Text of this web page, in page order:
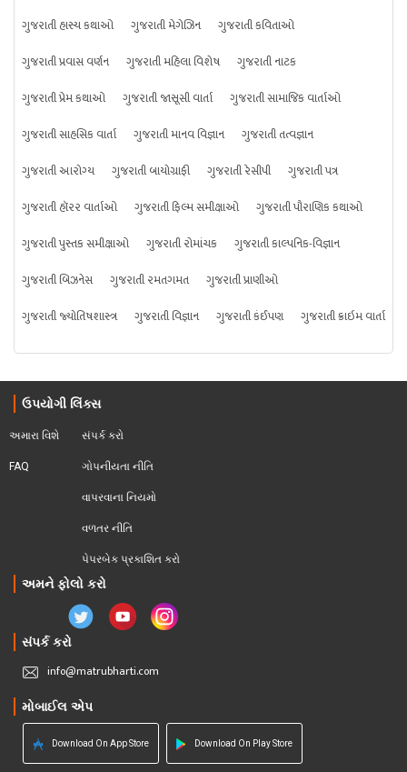
ગુજરાતી હાસ્ય કથાઓ
ગુજરાતી મેગેઝિન
ગુજરાતી કવિતાઓ
ગુજરાતી પ્રવાસ વર્ણન
ગુજરાતી મહિલા વિશેષ
ગુજરાતી નાટક
ગુજરાતી પ્રેમ કથાઓ
ગુજરાતી જાસૂસી વાર્તા
ગુજરાતી સામાજિક વાર્તાઓ
ગુજરાતી સાહસિક વાર્તા
ગુજરાતી માનવ વિજ્ઞાન
ગુજરાતી તત્વજ્ઞાન
ગુજરાતી આરોગ્ય
ગુજરાતી બાયોગ્રાફી ગુજરાતી રેસીપી
ગુજરાતી પત્ર
ગુજરાતી હૉરર વાર્તાઓ
ગુજરાતી ફિલ્મ સમીક્ષાઓ
ગુજરાતી પૌરાણિક કથાઓ
ગુજરાતી પુસ્તક સમીક્ષાઓ
ગુજરાતી રોમાંચક
ગુજરાતી કાલ્પનિક-વિજ્ઞાન
ગુજરાતી બિઝનેસ
ગુજરાતી રમતગમત
ગુજરાતી પ્રાણીઓ
ગુજરાતી જ્યોતિષશાસ્ત્ર
ગુજરાતી વિજ્ઞાન ગુજરાતી કંઈપણ ગુજરાતી ક્રાઇમ વાર્તા
ઉપયોગી લિંક્સ
અમારા વિશે
FAQ
સંપર્ક કરો
ગોપનીયતા નીતિ
વાપરવાના નિયમો
વળતર નીતિ
પેપરબેક પ્રકાશિત કરો
અમને ફોલો કરો
સંપર્ક કરો
info@matrubharti.com
મોબાઈલ એપ
Download On App Store Download On Play Store